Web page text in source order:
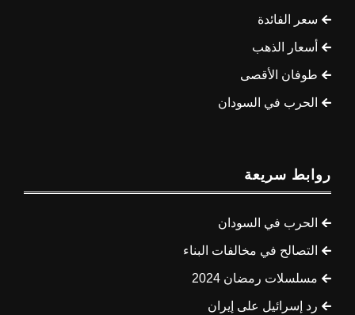
سعر الفائدة
أسعار الذهب
طوفان الأقصى
الحرب في السودان
روابط سريعة
الحرب في السودان
التصالح في مخالفات البناء
مسلسلات رمضان 2024
رد إسرائيل على إيران